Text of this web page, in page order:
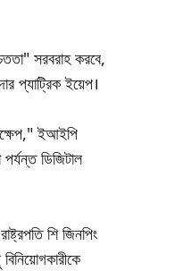
সরবরাহ করবে,
প্যাট্রিক ইয়েপ।
ইআইপি
ডিজিটাল
শি জিনপিং